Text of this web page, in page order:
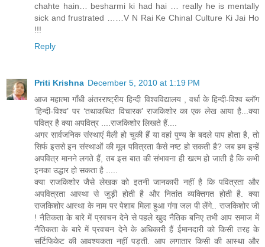
chahte hain… besharmi ki had hai … really he is mentally
sick and frustrated ……V N Rai Ke Chinal Culture Ki Jai Ho
!!!
Reply
Priti Krishna December 5, 2010 at 1:19 PM
आज महात्मा गाँधी अंतरराष्ट्रीय हिन्दी विश्वविद्यालय , वर्धा के हिन्दी-विश्व ब्लॉग
‘हिन्दी-विश्व’ पर ‘तथाकथित विचारक’ राजकिशोर का एक लेख आया है...क्या
पवित्र है क्या अपवित्र ....राजकिशोर लिखते हैं....
अगर सार्वजनिक संस्थाएं मैली हो चुकी हैं या वहां पुण्य के बदले पाप होता है, तो
सिर्फ इससे इन संस्थाओं की मूल पवित्रता कैसे नष्ट हो सकती है? जब हम इन्हें
अपवित्र मानने लगते हैं, तब इस बात की संभावना ही खत्म हो जाती है कि कभी
इनका उद्धार हो सकता है .....
क्या राजकिशोर जैसे लेखक को इतनी जानकारी नहीं है कि पवित्रता और
अपवित्रता आस्था से जुड़ी होती है और नितांत व्यक्तिगत होती है. क्या
राजकिशोर आस्था के नाम पर पेशाब मिला हुआ गंगा जल पी लेंगे.. राजकिशोर जी
! नैतिकता के बारे में प्रवचन देने से पहले खुद नैतिक बनिए तभी आप समाज में
नैतिकता के बारे में प्रवचन देने के अधिकारी हैं ईमानदारी को किसी तरह के
सर्टिफिकेट की आवश्यकता नहीं पड़ती. आप लगातार किसी की आस्था और